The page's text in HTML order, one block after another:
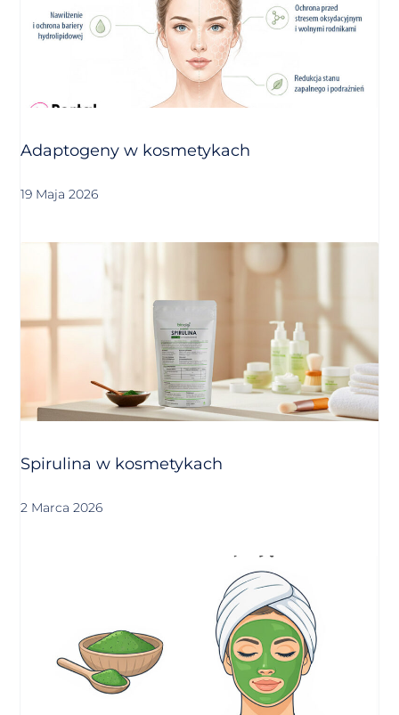
Adaptogeny w kosmetykach
19 Maja 2026
Spirulina w kosmetykach
2 Marca 2026